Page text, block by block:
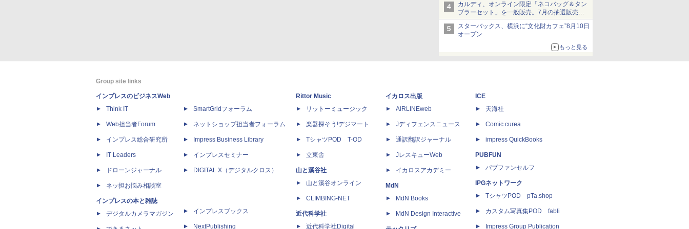
カルディ、オンライン限定「ネコバッグ＆タン
ブラーセット」を一般販売。7月の抽選販売の
当選無効分
スターバックス、横浜に“文化財カフェ”8月10日
オープン
もっと見る
Group site links
インプレスのビジネスWeb
Think IT
Web担当者Forum
インプレス総合研究所
IT Leaders
ドローンジャーナル
ネッ担お悩み相談室
インプレスの本と雑誌
デジタルカメラマガジン
SmartGridフォーラム
ネットショップ担当者フォーラム
Impress Business Library
インプレスセミナー
DIGITAL X（デジタルクロス）
インプレスブックス
NextPublishing
Rittor Music
リットーミュージック
楽器探そう!デジマート
TシャツPOD T-OD
立東舎
山と溪谷社
山と溪谷オンライン
CLIMBING-NET
近代科学社
近代科学社Digital
イカロス出版
AIRLINEweb
Jディフェンスニュース
通訳翻訳ジャーナル
JレスキューWeb
イカロスアカデミー
MdN
MdN Books
MdN Design Interactive
ICE
天海社
Comic curea
impress QuickBooks
PUBFUN
パブファンセルフ
IPGネットワーク
TシャツPOD pTa.shop
カスタム写真集POD fabli
Impress Group Publication